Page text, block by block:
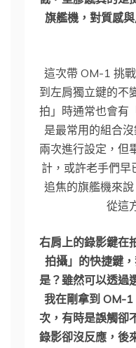
旗艦機，對質感
這次帶 OM-1 挑
到左肩獨立鍵的不
拍」時通常也會有
是最常用的組合
兩次進行設定，但
計，或許老手們
追焦的旗艦機來
從這
右肩上的錄影鍵在
拍攝」的快捷鍵
是？雖然可以透過
我在剛拿到 OM-
次，有時是誤觸卻
錄影卻沒反應，後